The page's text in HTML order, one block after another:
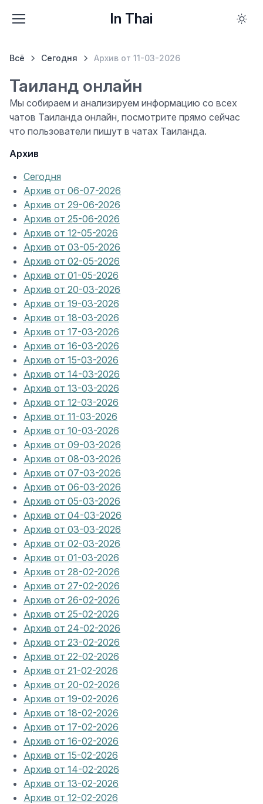
In Thai
Всё Сегодня Архив от 11-03-2026
Таиланд онлайн
Мы собираем и анализируем информацию со всех
чатов Таиланда онлайн, посмотрите прямо сейчас
что пользователи пишут в чатах Таиланда.
Архив
Сегодня
Архив от 06-07-2026
Архив от 29-06-2026
Архив от 25-06-2026
Архив от 12-05-2026
Архив от 03-05-2026
Архив от 02-05-2026
Архив от 01-05-2026
Архив от 20-03-2026
Архив от 19-03-2026
Архив от 18-03-2026
Архив от 17-03-2026
Архив от 16-03-2026
Архив от 15-03-2026
Архив от 14-03-2026
Архив от 13-03-2026
Архив от 12-03-2026
Архив от 11-03-2026
Архив от 10-03-2026
Архив от 09-03-2026
Архив от 08-03-2026
Архив от 07-03-2026
Архив от 06-03-2026
Архив от 05-03-2026
Архив от 04-03-2026
Архив от 03-03-2026
Архив от 02-03-2026
Архив от 01-03-2026
Архив от 28-02-2026
Архив от 27-02-2026
Архив от 26-02-2026
Архив от 25-02-2026
Архив от 24-02-2026
Архив от 23-02-2026
Архив от 22-02-2026
Архив от 21-02-2026
Архив от 20-02-2026
Архив от 19-02-2026
Архив от 18-02-2026
Архив от 17-02-2026
Архив от 16-02-2026
Архив от 15-02-2026
Архив от 14-02-2026
Архив от 13-02-2026
Архив от 12-02-2026